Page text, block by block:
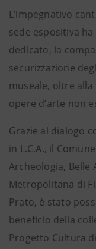
L’impegnativo
sede espositiva
dedicato, la
securizzazione
museale, oltre
opere d’arte non
Grazie al dialogo
in L.C.A., il
Archeologia, Belle
Metropolitana di
Prato, è stato
beneficio della
Progetto Cultura